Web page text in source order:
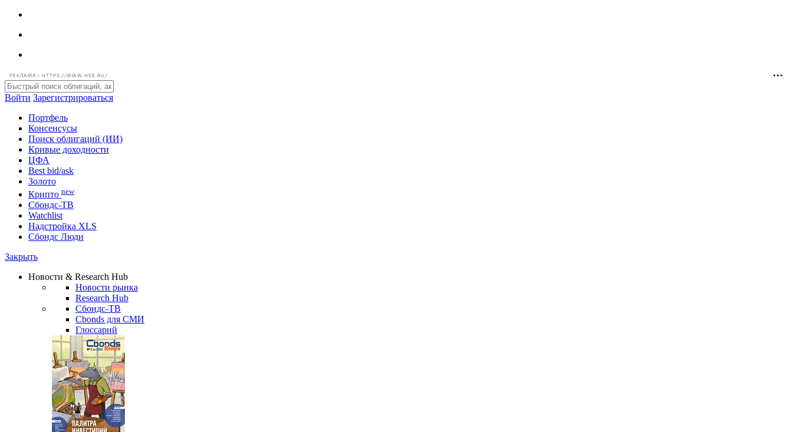
РЕКЛАМА • HTTPS://WWW.HSE.RU/
Войти Зарегистрироваться
Портфель
Консенсусы
Поиск облигаций (ИИ)
Кривые доходности
ЦФА
Best bid/ask
Золото
Криптоnew
Сбондс-ТВ
Надстройка XLS
Сбондс Люди
Новости & Research Hub
Новости рынка
Research Hub
Сбондс-ТВ
Cbonds для СМИ
Глоссарий